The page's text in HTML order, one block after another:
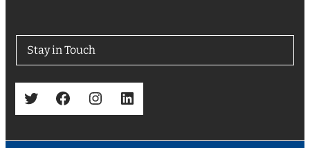
Stay in Touch
Twitter Facebook Instagram LinkedIn